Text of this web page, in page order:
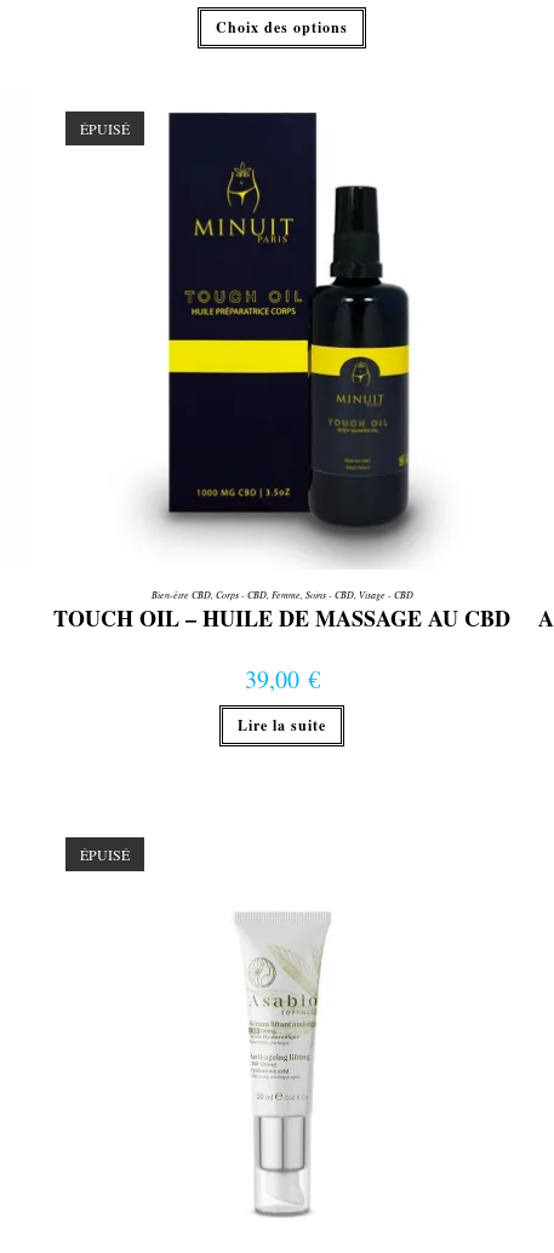
Choix des options
Ce
a
sur
la
page
du
ÉPUISÉ
Bien-être CBD, Corps - CBD, Femme, Soins - CBD, Visage - CBD
TOUCH OIL – HUILE DE MASSAGE AU CBD
39,00 €
Lire la suite
ÉPUISÉ